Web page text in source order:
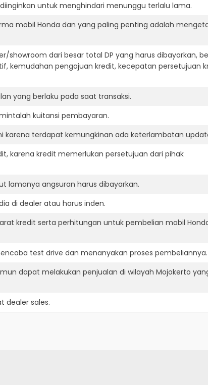
untuk menghindari menunggu terlalu lama.
mobil Honda dan yang paling penting adalah
dari besar total DP yang harus dibayarkan,
kemudahan pengajuan kredit, kecepatan persetujuan
yang berlaku pada saat transaksi.
kuitansi pembayaran.
karena terdapat kemungkinan ada keterlambatan
karena kredit memerlukan persetujuan dari pihak
lamanya angsuran harus dibayarkan.
di dealer atau harus inden.
kredit serta perhitungan untuk pembelian mobil
test drive dan menanyakan proses pembeliannya.
dapat melakukan penjualan di wilayah Mojokerto
dealer sales.